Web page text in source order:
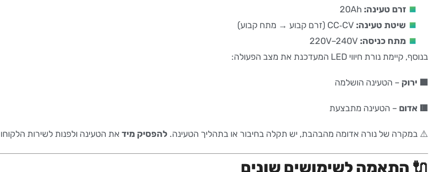
זרם טעינה:
שיטת טעינה:
מתח כניסה:
בנוסף, קיימת נורת חיווי LED המעדכנת את מצב הפעולה:
🟩 ירוק – הטעינה הושלמה
🟥 אדום – הטעינה מתבצעת
⚠️ במקרה של נורה אדומה מהבהבת, יש תקלה בחיבור או בתהליך הטעינה. להפסיק מיד את הטעינה ולפנות לשירות
🔌 התאמה לשימושים שונים